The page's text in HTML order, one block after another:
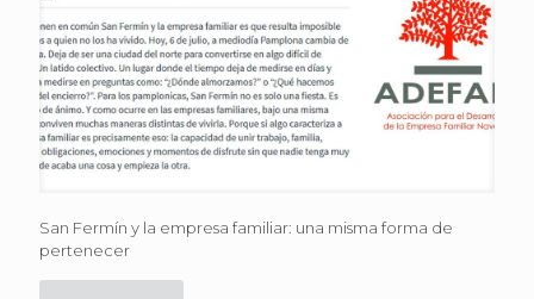
San Fermín y la empresa familiar: una misma forma de
pertenecer